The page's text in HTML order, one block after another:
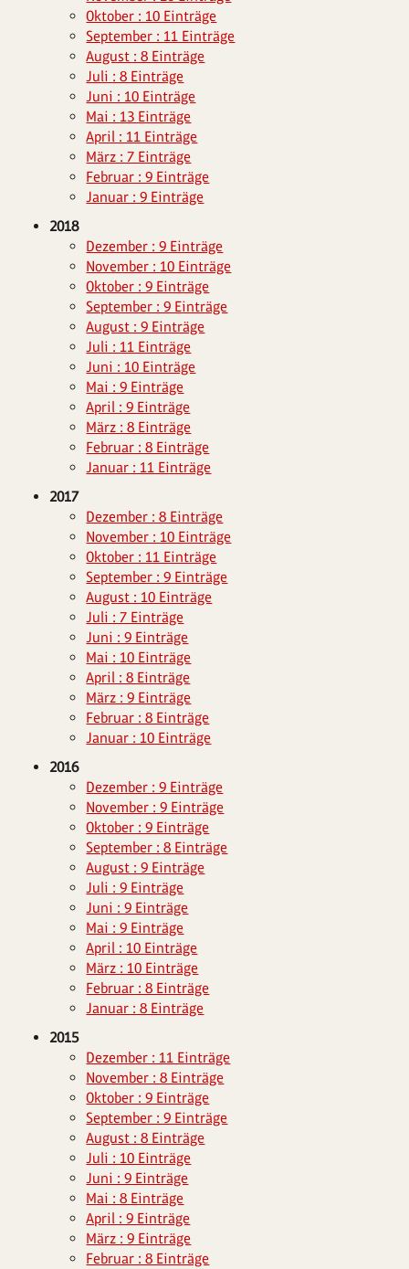
Oktober : 10 Einträge
September : 11 Einträge
August : 8 Einträge
Juli : 8 Einträge
Juni : 10 Einträge
Mai : 13 Einträge
April : 11 Einträge
März : 7 Einträge
Februar : 9 Einträge
Januar : 9 Einträge
2018
Dezember : 9 Einträge
November : 10 Einträge
Oktober : 9 Einträge
September : 9 Einträge
August : 9 Einträge
Juli : 11 Einträge
Juni : 10 Einträge
Mai : 9 Einträge
April : 9 Einträge
März : 8 Einträge
Februar : 8 Einträge
Januar : 11 Einträge
2017
Dezember : 8 Einträge
November : 10 Einträge
Oktober : 11 Einträge
September : 9 Einträge
August : 10 Einträge
Juli : 7 Einträge
Juni : 9 Einträge
Mai : 10 Einträge
April : 8 Einträge
März : 9 Einträge
Februar : 8 Einträge
Januar : 10 Einträge
2016
Dezember : 9 Einträge
November : 9 Einträge
Oktober : 9 Einträge
September : 8 Einträge
August : 9 Einträge
Juli : 9 Einträge
Juni : 9 Einträge
Mai : 9 Einträge
April : 10 Einträge
März : 10 Einträge
Februar : 8 Einträge
Januar : 8 Einträge
2015
Dezember : 11 Einträge
November : 8 Einträge
Oktober : 9 Einträge
September : 9 Einträge
August : 8 Einträge
Juli : 10 Einträge
Juni : 9 Einträge
Mai : 8 Einträge
April : 9 Einträge
März : 9 Einträge
Februar : 8 Einträge